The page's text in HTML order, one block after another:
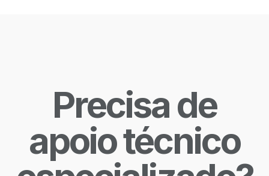
Precisa de
apoio técnico